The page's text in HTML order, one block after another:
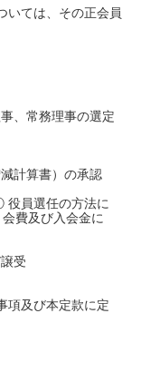
いては、その正会員
、常務理事の選定
計算書）の承認
役員選任の方法に
費及び入会金に
受
項及び本定款に定